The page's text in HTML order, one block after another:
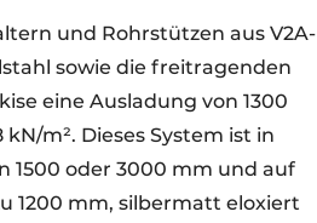
und Rohrstützen aus V2A-
sowie die freitragenden
eine Ausladung von 1300
m². Dieses System ist in
1500 oder 3000 mm und auf
1200 mm, silbermatt eloxiert